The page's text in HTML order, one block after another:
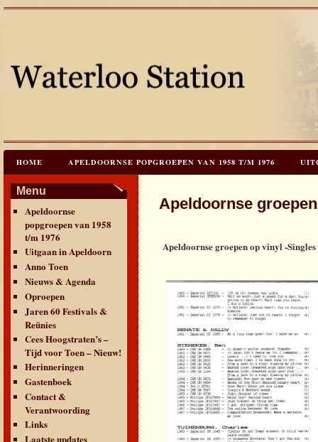
HOME APELDOORNSE POPGROEPEN VAN 1958 T/M 1976
JAREN 60 FESTIVALS & REÜNIES
CONTACT & VERANTWOORDING LINKS LAATSTE UPDATES
Menu
Apeldoornse
popgroepen van 1958
t/m 1976
Uitgaan in Apeldoorn
Anno Toen
Nieuws & Agenda
Oproepen
Jaren 60 Festivals &
Reünies
Cees Hoogstraten’s –
Tijd voor Toen – Nieuw!
Herinneringen
Gastenboek
Contact &
Verantwoording
Links
Laatste updates
Apeldoornse
Apeldoornse groepen op vinyl -Singles